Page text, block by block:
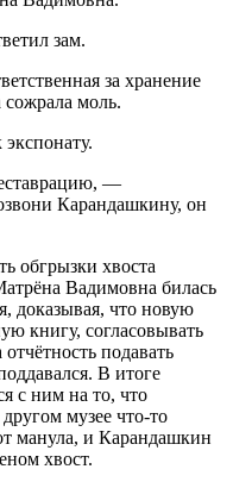
зам.
за хранение
моль.
—
Карандашкину, он
обгрызки хвоста
Вадимовна билась
доказывая, что новую
книгу, согласовывать
подавать
В итоге
с ним на то, что
музее что-то
манула, и Карандашкин
хвост.